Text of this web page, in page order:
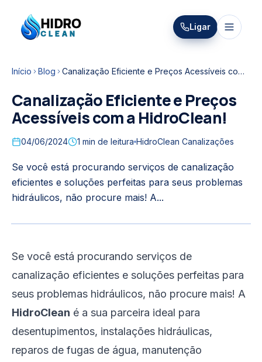
HIDRO
CLEAN
HidroClean Canalizações
Ligar
Início Blog Canalização Eficiente e Preços Acessíveis com a HidroClean!
Canalização Eficiente e Preços
Acessíveis com a HidroClean!
04/06/2024 1 min de leitura HidroClean Canalizações
Se você está procurando serviços de canalização
eficientes e soluções perfeitas para seus problemas
hidráulicos, não procure mais! A...
Se você está procurando serviços de
canalização eficientes e soluções perfeitas para
seus problemas hidráulicos, não procure mais! A
HidroClean é a sua parceira ideal para
desentupimentos, instalações hidráulicas,
reparos de fugas de água, manutenção